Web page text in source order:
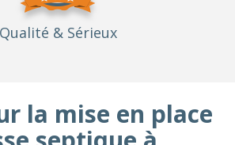
Qualité & Sérieux
la mise en place